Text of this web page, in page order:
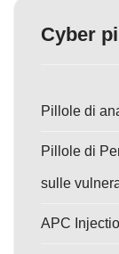
Cyber
Pillole di
Pillole di
sulle
APC